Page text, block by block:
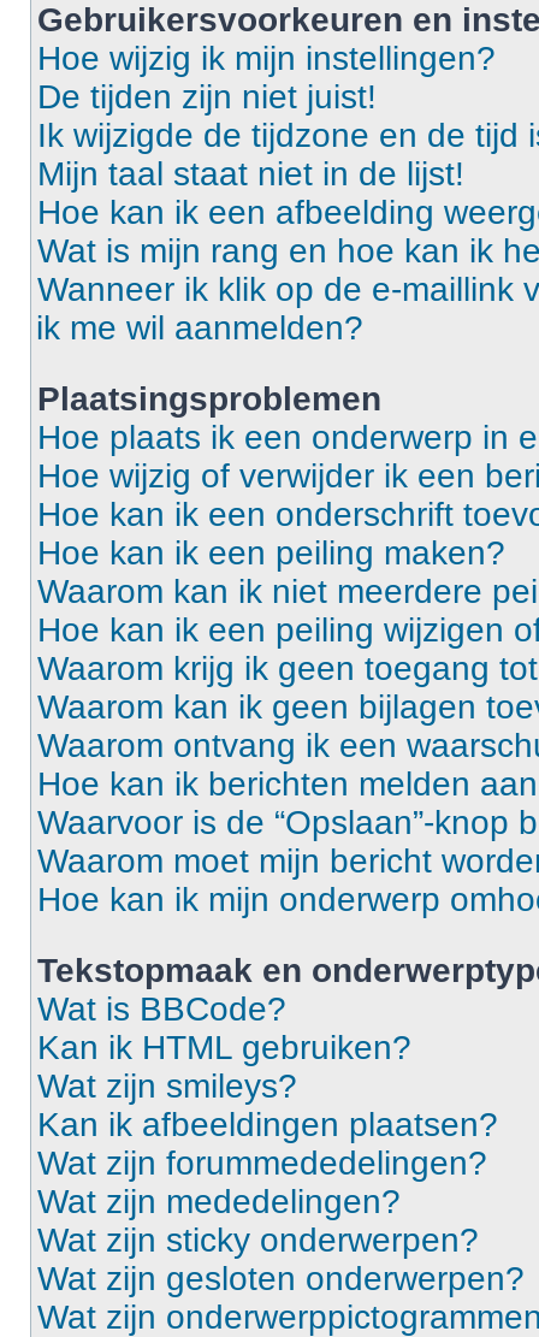
Gebruikersvoorkeuren en
Hoe wijzig ik mijn instellingen?
De tijden zijn niet juist!
Ik wijzigde de tijdzone en de tijd
Mijn taal staat niet in de lijst!
Hoe kan ik een afbeelding
Wat is mijn rang en hoe kan ik
Wanneer ik klik op de e-maillink
ik me wil aanmelden?
Plaatsingsproblemen
Hoe plaats ik een onderwerp in
Hoe wijzig of verwijder ik een
Hoe kan ik een onderschrift
Hoe kan ik een peiling maken?
Waarom kan ik niet meerdere
Hoe kan ik een peiling wijzigen
Waarom krijg ik geen toegang
Waarom kan ik geen bijlagen
Waarom ontvang ik een
Hoe kan ik berichten melden
Waarvoor is de “Opslaan”-knop
Waarom moet mijn bericht
Hoe kan ik mijn onderwerp
Tekstopmaak en
Wat is BBCode?
Kan ik HTML gebruiken?
Wat zijn smileys?
Kan ik afbeeldingen plaatsen?
Wat zijn forummededelingen?
Wat zijn mededelingen?
Wat zijn sticky onderwerpen?
Wat zijn gesloten onderwerpen?
Wat zijn